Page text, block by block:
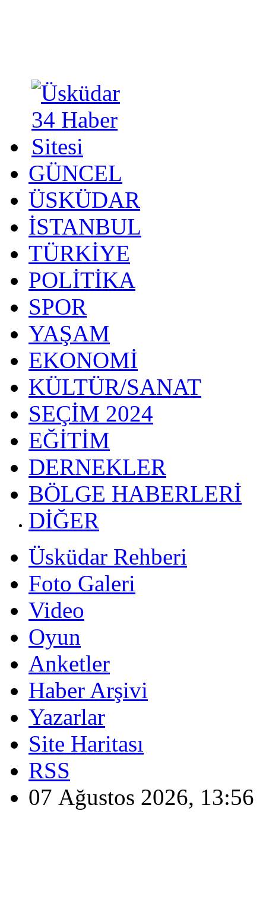
GÜNCEL
ÜSKÜDAR
İSTANBUL
TÜRKİYE
POLİTİKA
SPOR
YAŞAM
EKONOMİ
KÜLTÜR/SANAT
SEÇİM 2024
EĞİTİM
DERNEKLER
BÖLGE HABERLERİ
DİĞER
Üsküdar Rehberi
Foto Galeri
Video
Oyun
Anketler
Haber Arşivi
Yazarlar
Site Haritası
RSS
07 Ağustos 2026, 13:56